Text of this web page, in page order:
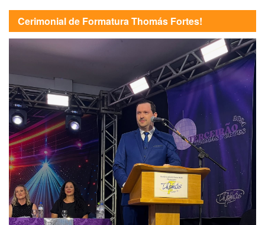
Cerimonial de Formatura Thomás Fortes!